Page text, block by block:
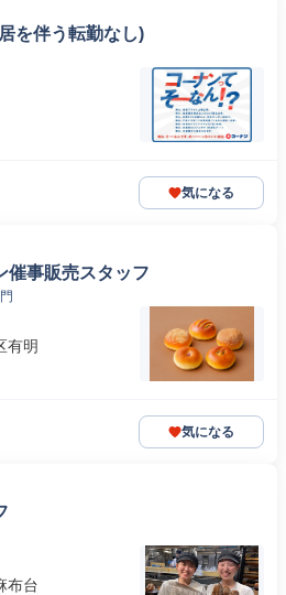
を伴う転勤なし)
気になる
催事販売スタッフ
有明
気になる
布台